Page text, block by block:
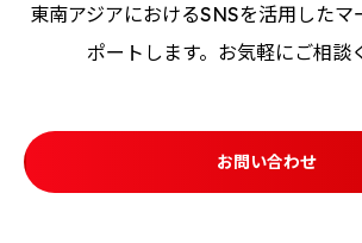
東南アジアにおけるSNSを活用したマ
ポートします。お気軽にご相談
お問い合わせ